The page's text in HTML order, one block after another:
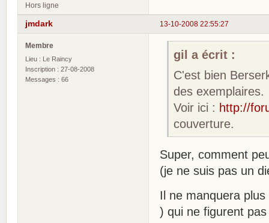
Hors ligne
13-10-2008 22:55:27
jmdark
Membre
Lieu : Le Raincy
Inscription : 27-08-2008
Messages : 66
gil a écrit :
C'est bien
des exemplaires.
Voir ici : http://
couverture.
Super, comment
(je ne suis pas un
Il ne manquera
) qui ne figurent